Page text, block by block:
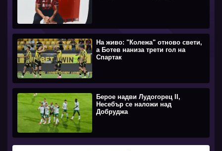
На живо: "Колежа" отново свети,
а Ботев наниза трети гол на
Спартак
Берое надви Лудогорец II,
Несебър се наложи над
Добруджа